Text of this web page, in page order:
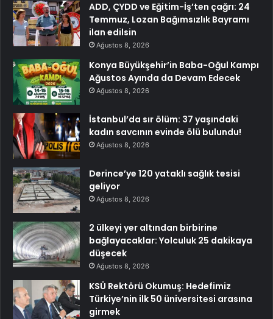
ADD, ÇYDD ve Eğitim-İş’ten çağrı: 24
Temmuz, Lozan Bağımsızlık Bayramı
ilan edilsin
Ağustos 8, 2026
Konya Büyükşehir’in Baba-Oğul Kampı
Ağustos Ayında da Devam Edecek
Ağustos 8, 2026
İstanbul’da sır ölüm: 37 yaşındaki
kadın savcının evinde ölü bulundu!
Ağustos 8, 2026
Derince’ye 120 yataklı sağlık tesisi
geliyor
Ağustos 8, 2026
2 ülkeyi yer altından birbirine
bağlayacaklar: Yolculuk 25 dakikaya
düşecek
Ağustos 8, 2026
KSÜ Rektörü Okumuş: Hedefimiz
Türkiye’nin ilk 50 üniversitesi arasına
girmek